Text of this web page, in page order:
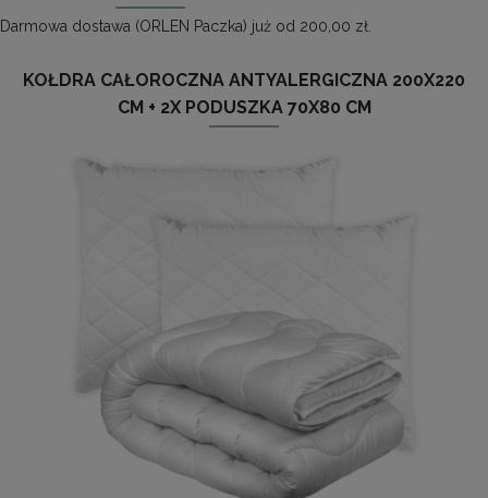
Darmowa dostawa (ORLEN Paczka) już od 200,00 zł.
KOŁDRA CAŁOROCZNA ANTYALERGICZNA 200X220
CM + 2X PODUSZKA 70X80 CM